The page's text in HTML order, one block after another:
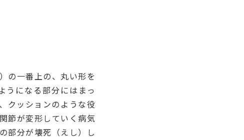
の一番上の、丸い形を
うになる部分にはまっ
クッションのような役
節が変形していく病気
部分が壊死（えし）し